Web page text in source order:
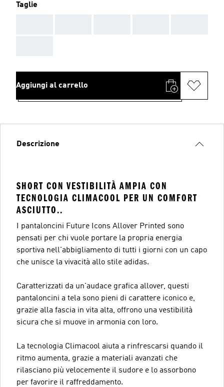
Taglie
Aggiungi al carrello
Descrizione
SHORT CON VESTIBILITÀ AMPIA CON
TECNOLOGIA CLIMACOOL PER UN COMFORT
ASCIUTTO..
I pantaloncini Future Icons Allover Printed sono
pensati per chi vuole portare la propria energia
sportiva nell'abbigliamento di tutti i giorni con un capo
che unisce la vivacità allo stile adidas.
Caratterizzati da un'audace grafica allover, questi
pantaloncini a tela sono pieni di carattere iconico e,
grazie alla fascia in vita alta, offrono una vestibilità
sicura che si muove in armonia con loro.
La tecnologia Climacool aiuta a rinfrescarsi quando il
ritmo aumenta, grazie a materiali avanzati che
rilasciano più velocemente il sudore e lo assorbono
per favorire il raffreddamento.